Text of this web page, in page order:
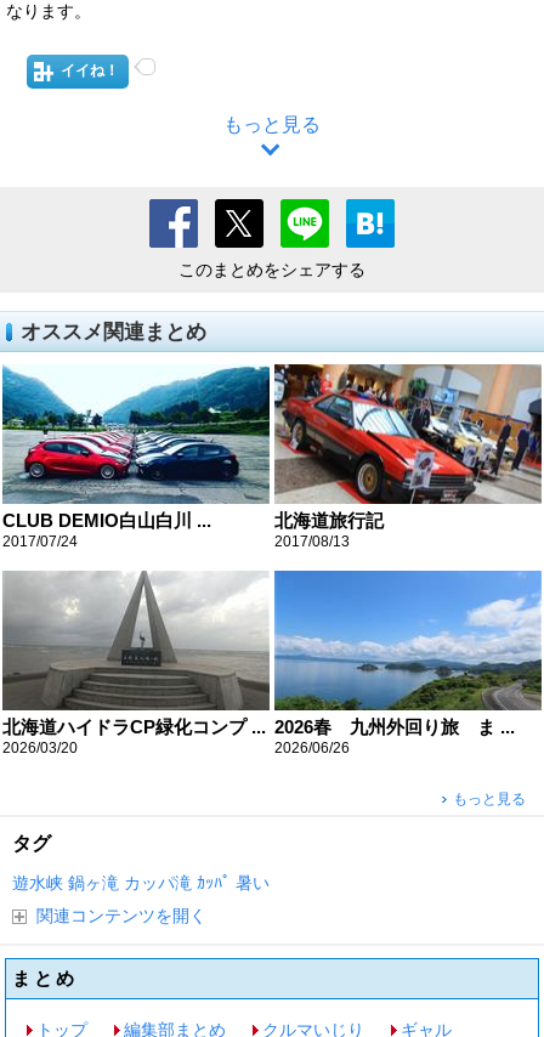
なります。
イイね！
もっと見る
このまとめをシェアする
オススメ関連まとめ
CLUB DEMIO白山白川 ...
2017/07/24
北海道旅行記
2017/08/13
北海道ハイドラCP緑化コンプ ...
2026/03/20
2026春 九州外回り旅 ま ...
2026/06/26
もっと見る
タグ
遊水峡 鍋ヶ滝 カッパ滝 ｶｯﾊﾟ 暑い
関連コンテンツを開く
まとめ
トップ 編集部まとめ クルマいじり ギャル